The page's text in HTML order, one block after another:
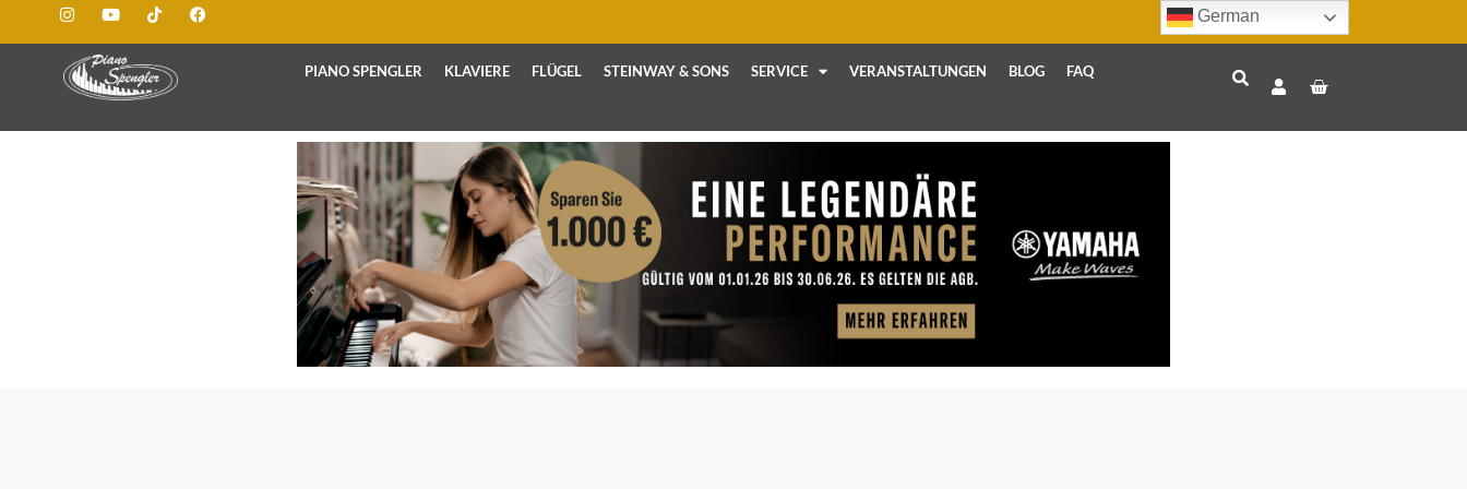
PIANO SPENGLER KLAVIERE FLÜGEL STEINWAY & SONS SERVICE VERANSTALTUNGEN BLOG FAQ
German